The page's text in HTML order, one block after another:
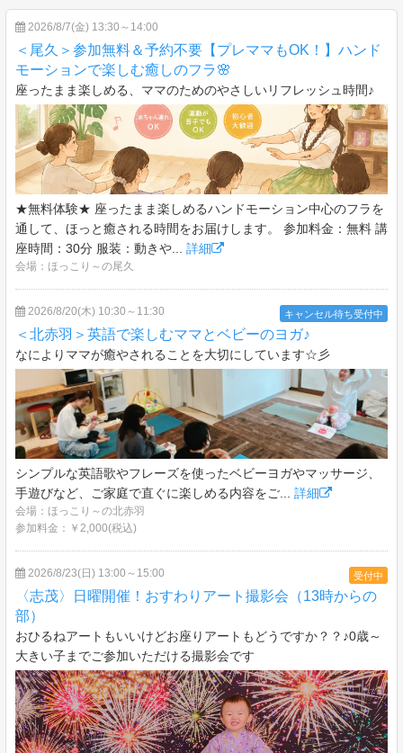
2026/8/7(金) 13:30～14:00
＜尾久＞参加無料＆予約不要【プレママもOK！】ハンド
モーションで楽しむ癒しのフラ🌸
座ったまま楽しめる、ママのためのやさしいリフレッシュ時間♪
★無料体験★ 座ったまま楽しめるハンドモーション中心のフラを
通して、ほっと癒される時間をお届けします。 参加料金：無料 講
座時間：30分 服装：動きや... 詳細
会場：ほっこり～の尾久
キャンセル待ち受付中
2026/8/20(木) 10:30～11:30
＜北赤羽＞英語で楽しむママとベビーのヨガ♪
なによりママが癒やされることを大切にしています☆彡
シンプルな英語歌やフレーズを使ったベビーヨガやマッサージ、
手遊びなど、ご家庭で直ぐに楽しめる内容をご... 詳細
会場：ほっこり～の北赤羽
参加料金：￥2,000(税込)
受付中
2026/8/23(日) 13:00～15:00
〈志茂〉日曜開催！おすわりアート撮影会（13時からの
部）
おひるねアートもいいけどお座りアートもどうですか？？♪0歳～
大きい子までご参加いただける撮影会です